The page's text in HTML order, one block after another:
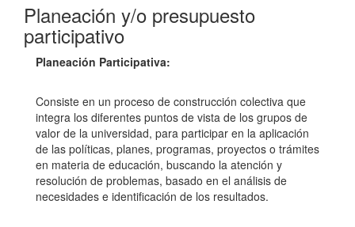
Planeación y/o presupuesto
participativo
Planeación Participativa:
Consiste en un proceso de construcción colectiva que
integra los diferentes puntos de vista de los grupos de
valor de la universidad, para participar en la aplicación
de las políticas, planes, programas, proyectos o trámites
en materia de educación, buscando la atención y
resolución de problemas, basado en el análisis de
necesidades e identificación de los resultados.